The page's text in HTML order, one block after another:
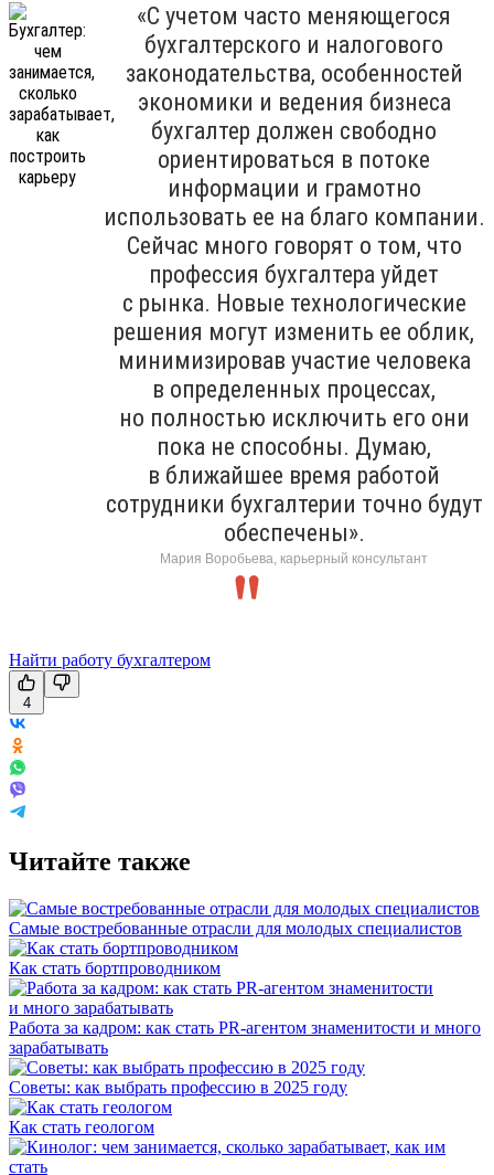
«С учетом часто меняющегося
бухгалтерского и налогового
законодательства, особенностей
экономики и ведения бизнеса
бухгалтер должен свободно
ориентироваться в потоке
информации и грамотно
использовать ее на благо компании.
Сейчас много говорят о том, что
профессия бухгалтера уйдет
с рынка. Новые технологические
решения могут изменить ее облик,
минимизировав участие человека
в определенных процессах,
но полностью исключить его они
пока не способны. Думаю,
в ближайшее время работой
сотрудники бухгалтерии точно будут
обеспечены».
Мария Воробьева, карьерный консультант
Найти работу бухгалтером
4
Читайте также
Самые востребованные отрасли для молодых специалистов
Как стать бортпроводником
Работа за кадром: как стать PR-агентом знаменитости и много
зарабатывать
Советы: как выбрать профессию в 2025 году
Как стать геологом